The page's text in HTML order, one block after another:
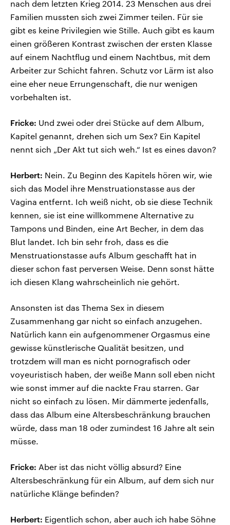
nach dem letzten Krieg 2014. 23 Menschen aus drei
Familien mussten sich zwei Zimmer teilen. Für sie
gibt es keine Privilegien wie Stille. Auch gibt es kaum
einen größeren Kontrast zwischen der ersten Klasse
auf einem Nachtflug und einem Nachtbus, mit dem
Arbeiter zur Schicht fahren. Schutz vor Lärm ist also
eine eher neue Errungenschaft, die nur wenigen
vorbehalten ist.
Fricke: Und zwei oder drei Stücke auf dem Album,
Kapitel genannt, drehen sich um Sex? Ein Kapitel
nennt sich „Der Akt tut sich weh.“ Ist es eines davon?
Herbert: Nein. Zu Beginn des Kapitels hören wir, wie
sich das Model ihre Menstruationstasse aus der
Vagina entfernt. Ich weiß nicht, ob sie diese Technik
kennen, sie ist eine willkommene Alternative zu
Tampons und Binden, eine Art Becher, in dem das
Blut landet. Ich bin sehr froh, dass es die
Menstruationstasse aufs Album geschafft hat in
dieser schon fast perversen Weise. Denn sonst hätte
ich diesen Klang wahrscheinlich nie gehört.
Ansonsten ist das Thema Sex in diesem
Zusammenhang gar nicht so einfach anzugehen.
Natürlich kann ein aufgenommener Orgasmus eine
gewisse künstlerische Qualität besitzen, und
trotzdem will man es nicht pornografisch oder
voyeuristisch haben, der weiße Mann soll eben nicht
wie sonst immer auf die nackte Frau starren. Gar
nicht so einfach zu lösen. Mir dämmerte jedenfalls,
dass das Album eine Altersbeschränkung brauchen
würde, dass man 18 oder zumindest 16 Jahre alt sein
müsse.
Fricke: Aber ist das nicht völlig absurd? Eine
Altersbeschränkung für ein Album, auf dem sich nur
natürliche Klänge befinden?
Herbert: Eigentlich schon, aber auch ich habe Söhne